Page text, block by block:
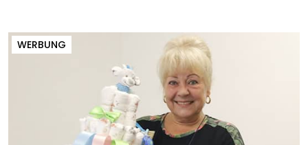
WERBUNG